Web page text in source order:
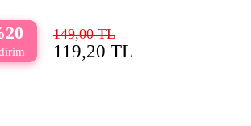
20 149,00 TL
119,20 TL